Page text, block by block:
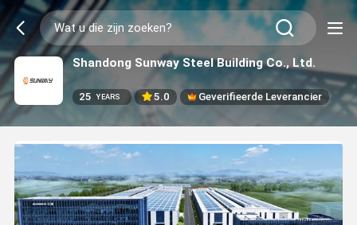
Shandong Sunway Steel Building Co., Ltd.
25 YEARS 5.0 Geverifieerde Leverancier